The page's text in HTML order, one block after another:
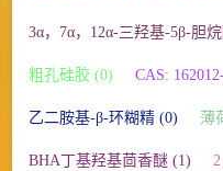
3α，7α，12α-三羟基-5β-胆
粗孔硅胶 (0) CAS:
乙二胺基-β-环糊精 (0) 薄
BHA丁基羟基茴香醚 (1)